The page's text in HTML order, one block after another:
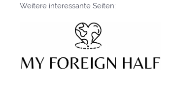
Weitere interessante Seiten:
Eintrag